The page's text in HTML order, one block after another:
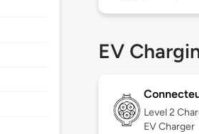
EV
Level 2
EV Charger